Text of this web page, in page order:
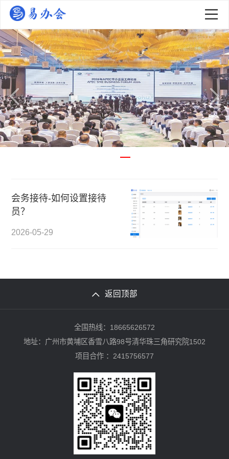
会务接待-如何设置接待
员？
2026-05-29
返回顶部
全国热线：18665626572
地址：广州市黄埔区香雪八路98号清华珠三角研究院1502
项目合作 ：2415756577